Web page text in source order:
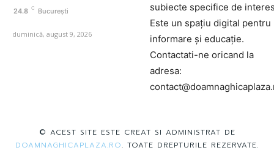
24.8 C București
duminică, august 9, 2026
subiecte specifice de
Este un spațiu digital pentru
informare și educație.
Contactati-ne oricand la
adresa:
© ACEST SITE ESTE CREAT SI ADMINISTRAT DE
DOAMNAGHICAPLAZA.RO. TOATE DREPTURILE REZERVATE.